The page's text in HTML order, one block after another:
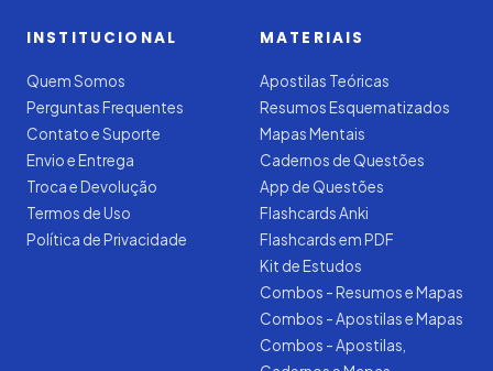
INSTITUCIONAL
Quem Somos
Perguntas Frequentes
Contato e Suporte
Envio e Entrega
Troca e Devolução
Termos de Uso
Política de Privacidade
MATERIAIS
Apostilas Teóricas
Resumos Esquematizados
Mapas Mentais
Cadernos de Questões
App de Questões
Flashcards Anki
Flashcards em PDF
Kit de Estudos
Combos - Resumos e Mapas
Combos - Apostilas e Mapas
Combos - Apostilas,